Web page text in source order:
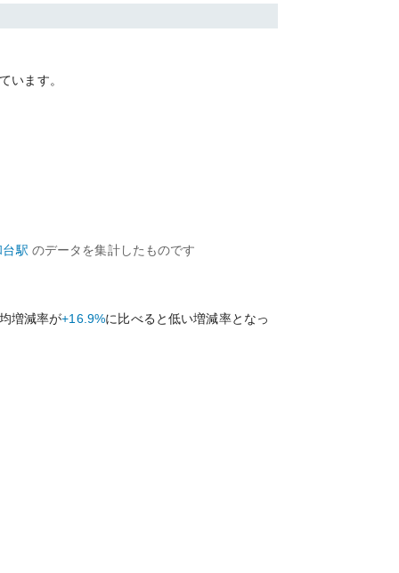
います。
駅 のデータを集計したものです
増減率が+16.9%に比べると低い増減率となっ